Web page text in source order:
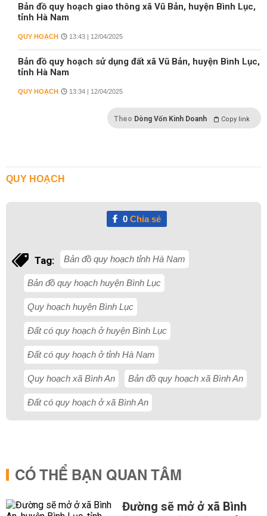
Bản đồ quy hoạch giao thông xã Vũ Bản, huyện Bình Lục,
tỉnh Hà Nam
QUY HOẠCH 13:43 | 12/04/2025
Bản đồ quy hoạch sử dụng đất xã Vũ Bản, huyện Bình Lục,
tỉnh Hà Nam
QUY HOẠCH 13:34 | 12/04/2025
Theo Dòng Vốn Kinh Doanh Copy link
QUY HOẠCH
0Chia sẻ
Tag: Bản đồ quy hoạch tỉnh Hà Nam
Bản đồ quy hoạch huyện Bình Lục
Quy hoạch huyện Bình Lục
Đất có quy hoạch ở huyện Bình Lục
Đất có quy hoạch ở tỉnh Hà Nam
Quy hoạch xã Bình An Bản đồ quy hoạch xã Bình An
Đất có quy hoạch ở xã Bình An
CÓ THỂ BẠN QUAN TÂM
Đường sẽ mở ở xã Bình